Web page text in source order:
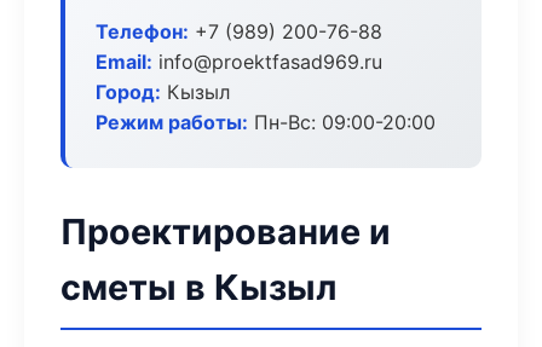
Телефон: +7 (989) 200-76-88
Email: info@proektfasad969.ru
Город: Кызыл
Режим работы: Пн-Вс: 09:00-20:00
Проектирование и
сметы в Кызыл